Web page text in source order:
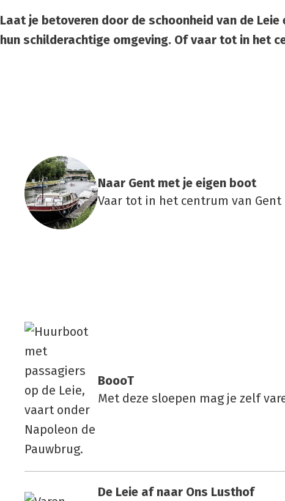
Laat je betoveren door de schoonheid van de
hun schilderachtige omgeving. Of vaar tot in het
Naar Gent met je eigen boot
Vaar tot in het centrum van Gent
BoooT
Met deze sloepen mag je zelf
De Leie af naar Ons Lust­hof